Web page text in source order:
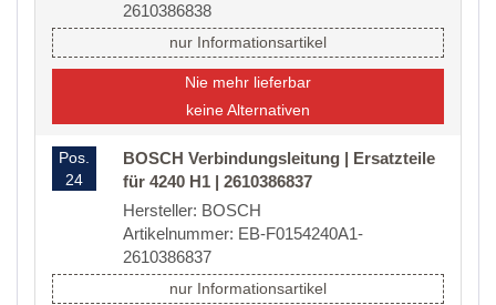
2610386838
nur Informationsartikel
Nie mehr lieferbar
keine Alternativen
Pos.
24
BOSCH Verbindungsleitung | Ersatzteile
für 4240 H1 | 2610386837
Hersteller: BOSCH
Artikelnummer: EB-F0154240A1-
2610386837
nur Informationsartikel